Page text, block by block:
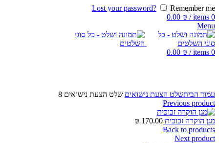
Lost your password?
Remember me
0
items
/
0.00 ₪
Menu
0
items
/
0.00 ₪
עמוד הביתשלט הצעת נישואים שלט הצעת נישואים 8
Previous product
מגן הוקרה זכוכית 170.00
₪
Back to products
Next product